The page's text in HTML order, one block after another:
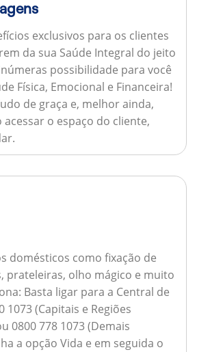
exclusivos para os clientes
da sua Saúde Integral do jeito
possibilidade para você
Física, Emocional e Financeira!
de graça e, melhor ainda,
acessar o espaço do cliente,
domésticos como fixação de
prateleiras, olho mágico e muito
Basta ligar para a Central de
(Capitais e Regiões
0800 778 1073 (Demais
a opção Vida e em seguida o